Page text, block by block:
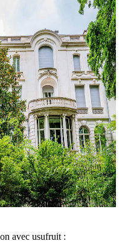
avec usufruit :